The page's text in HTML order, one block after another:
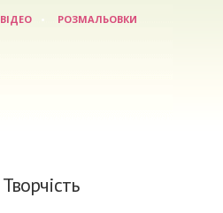
ВІДЕО РОЗМАЛЬОВКИ
Творчість